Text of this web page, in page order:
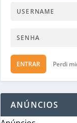
ENTRAR Perdi
ANÚNCIOS